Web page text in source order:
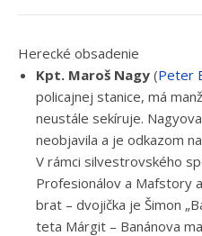
Herecké obsadenie
Kpt. Maroš Nagy (Peter
policajnej stanice, má
neustále sekíruje.
neobjavila a je odkazom
V rámci silvestrovského
Profesionálov a Mafstory
brat – dvojička je Šimon
teta Márgit – Banánova